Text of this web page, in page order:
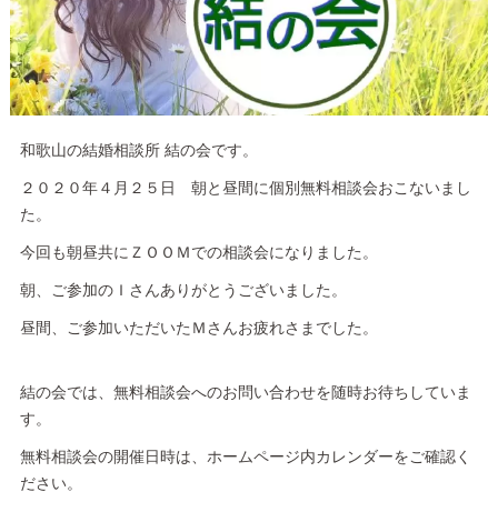
和歌山の結婚相談所 結の会です。
２０２０年４月２５日 朝と昼間に個別無料相談会おこないまし
た。
今回も朝昼共にＺＯＯＭでの相談会になりました。
朝、ご参加のＩさんありがとうございました。
昼間、ご参加いただいたＭさんお疲れさまでした。
結の会では、無料相談会へのお問い合わせを随時お待ちしていま
す。
無料相談会の開催日時は、ホームページ内カレンダーをご確認く
ださい。